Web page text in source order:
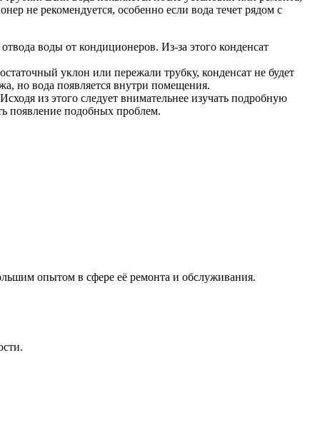
не рекомендуется, особенно если вода течет рядом с
воды от кондиционеров. Из-за этого конденсат
уклон или пережали трубку, конденсат не будет
но вода появляется внутри помещения.
из этого следует внимательнее изучать подробную
появление подобных проблем.
опытом в сфере её ремонта и обслуживания.